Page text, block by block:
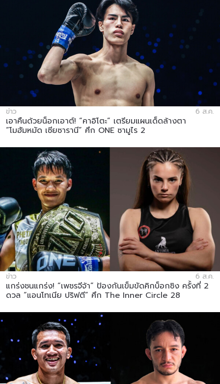
ข่าว 6 ส.ค.
เอาคืนด้วยน็อกเอาต์! “คาอิโตะ” เตรียมแผนเด็ดล้างตา
“โมฮัมหมัด เซียซารานี” ศึก ONE ซามูไร 2
ข่าว 6 ส.ค.
แกร่งชนแกร่ง! “เพชรจีจ้า” ป้องกันเข็มขัดคิกบ็อกซิง ครั้งที่ 2
ดวล “แอนโทเนีย ปริฟตี” ศึก The Inner Circle 28